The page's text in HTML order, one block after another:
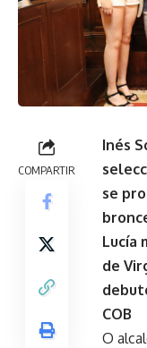
COMPARTIR
Inés
se
Lucía
de
COB
O